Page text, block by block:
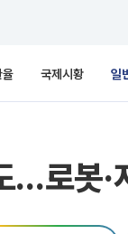
율 국제시황 일
…로봇·